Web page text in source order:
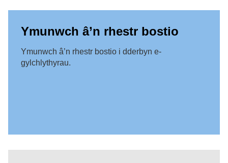
Ymunwch â’n rhestr bostio
Ymunwch â’n rhestr bostio i dderbyn e-
gylchlythyrau.